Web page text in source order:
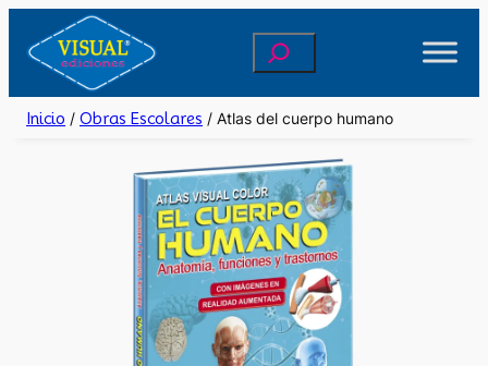
contenido
Buscar
Inicio / Obras Escolares / Atlas del cuerpo humano